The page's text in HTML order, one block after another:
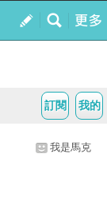
我的
訂閱
我是馬克